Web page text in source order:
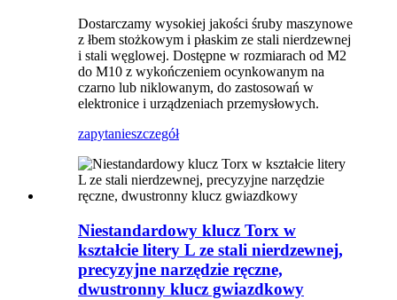
Dostarczamy wysokiej jakości śruby maszynowe
z łbem stożkowym i płaskim ze stali nierdzewnej
i stali węglowej. Dostępne w rozmiarach od M2
do M10 z wykończeniem ocynkowanym na
czarno lub niklowanym, do zastosowań w
elektronice i urządzeniach przemysłowych.
zapytanieszczegół
Niestandardowy klucz Torx w
kształcie litery L ze stali nierdzewnej,
precyzyjne narzędzie ręczne,
dwustronny klucz gwiazdkowy